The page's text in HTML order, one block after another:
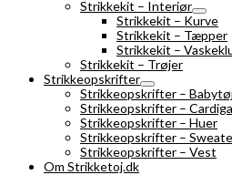
Strikkekit – Interiør
Strikkekit – Kurve
Strikkekit – Tæpper
Strikkekit –
Strikkekit – Trøjer
Strikkeopskrifter
Strikkeopskrifter –
Strikkeopskrifter –
Strikkeopskrifter – Huer
Strikkeopskrifter –
Strikkeopskrifter – Vest
Om Strikketoj.dk